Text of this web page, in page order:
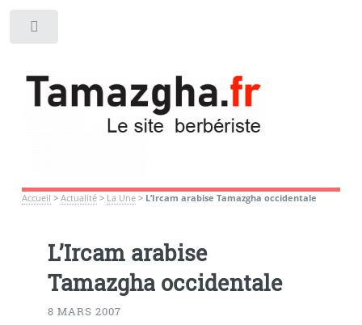
Accueil > Actualité> La Une> L’Ircam arabise Tamazgha occidentale
L’Ircam arabise
Tamazgha occidentale
8 MARS 2007